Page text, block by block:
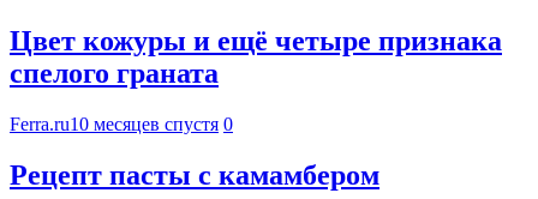
Цвет кожуры и ещё четыре признака
спелого граната
Ferra.ru10 месяцев спустя 0
Рецепт пасты с камамбером